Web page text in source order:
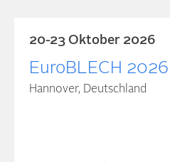
20-23 Oktober 2026
EuroBLECH 2026
Hannover, Deutschland